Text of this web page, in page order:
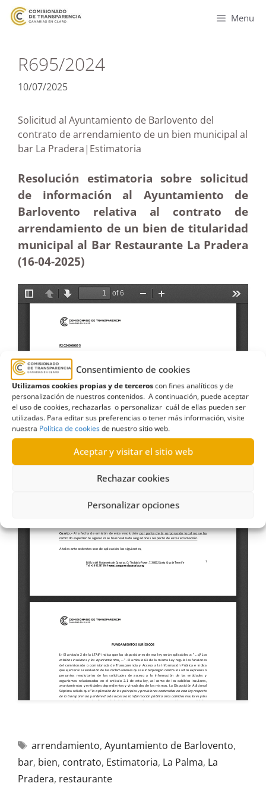
Consentimiento de cookies
Utilizamos cookies propias y de terceroscon fines analíticos y de
personalización de nuestros contenidos. A continuación, puede aceptar
el uso de cookies, rechazarlas o personalizar cuál de ellas pueden ser
utilizadas. Para editar sus preferencias o tener más información, visite
nuestra Política de cookiesde nuestro sitio web.
Aceptar y visitar el sitio web
Rechazar cookies
Personalizar opciones
Menu
R695/2024
10/07/2025
Solicitud al Ayuntamiento de Barlovento del
contrato de arrendamiento de un bien municipal al
bar La Pradera|Estimatoria
Resolución estimatoria sobre solicitud
de información al Ayuntamiento de
Barlovento relativa al contrato de
arrendamiento de un bien de titularidad
municipal al Bar Restaurante La Pradera
(16-04-2025)
arrendamiento, Ayuntamiento de Barlovento,
bar, bien, contrato, Estimatoria, La Palma, La
Pradera, restaurante